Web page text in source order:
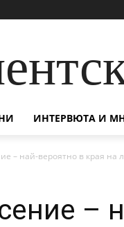
ИНТЕРВЮТА И
– най-вероятно в края на
–